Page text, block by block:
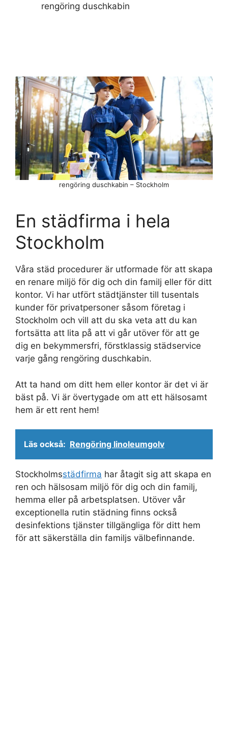
rengöring duschkabin
En städfirma i hela
Stockholm
Våra städ procedurer är utformade för att skapa
en renare miljö för dig och din familj eller för ditt
kontor. Vi har utfört städtjänster till tusentals
kunder för privatpersoner såsom företag i
Stockholm och vill att du ska veta att du kan
fortsätta att lita på att vi går utöver för att ge
dig en bekymmersfri, förstklassig städservice
varje gång rengöring duschkabin.
Att ta hand om ditt hem eller kontor är det vi är
bäst på. Vi är övertygade om att ett hälsosamt
hem är ett rent hem!
Läs också: Rengöring linoleumgolv
Stockholmsstädfirma har åtagit sig att skapa en
ren och hälsosam miljö för dig och din familj,
hemma eller på arbetsplatsen. Utöver vår
exceptionella rutin städning finns också
desinfektions tjänster tillgängliga för ditt hem
för att säkerställa din familjs välbefinnande.
rengöring duschkabin – Stockholm